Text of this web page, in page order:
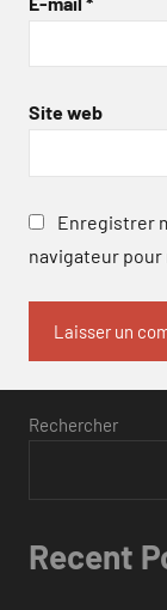
Site web
Enregistrer
navigateur pour
Rechercher
Recent